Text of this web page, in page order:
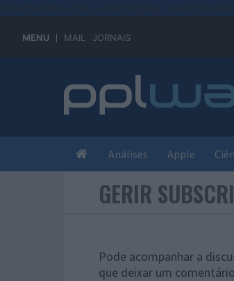
MENU MAIL JORNAIS
Análises Apple
GERIR
Pode acompanhar a
que deixar um